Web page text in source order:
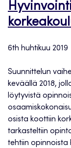
6th huhtikuu 2019
Suunnittelun
keväällä 2018,
löytyvistä
osista koottiin
tarkasteltiin
tehtiin opinnoista